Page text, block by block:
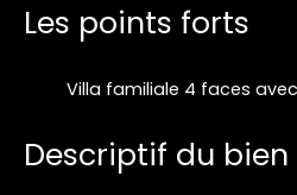
Les points forts
Descriptif du bien